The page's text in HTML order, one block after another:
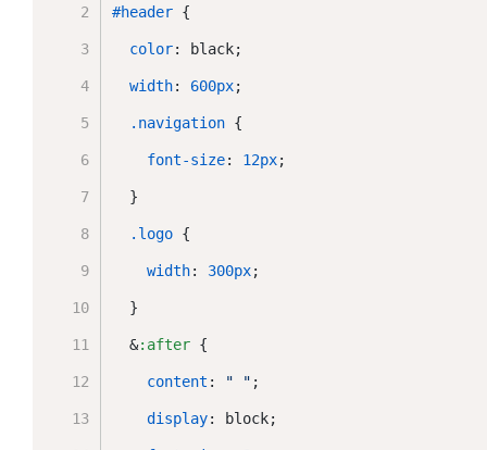
#header {
color: black;
width: 600px;
.navigation {
font-size: 12px;
  }
.logo {
width: 300px;
  }
  &
:after {
content : " " ;
display: block;